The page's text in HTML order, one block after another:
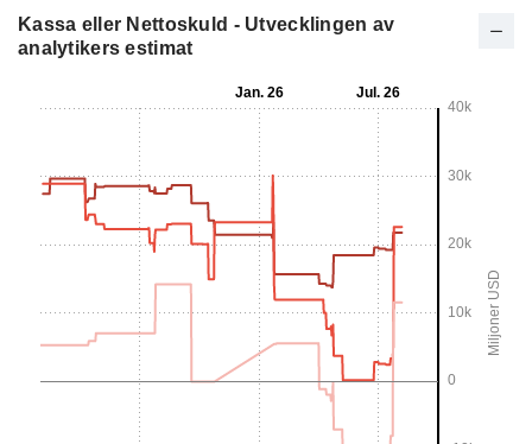
Kassa eller Nettoskuld - Utvecklingen av
analytikers estimat